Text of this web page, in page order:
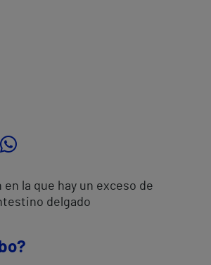
en la que hay un exceso de
delgado